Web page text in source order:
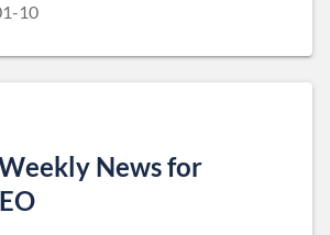
10
News for